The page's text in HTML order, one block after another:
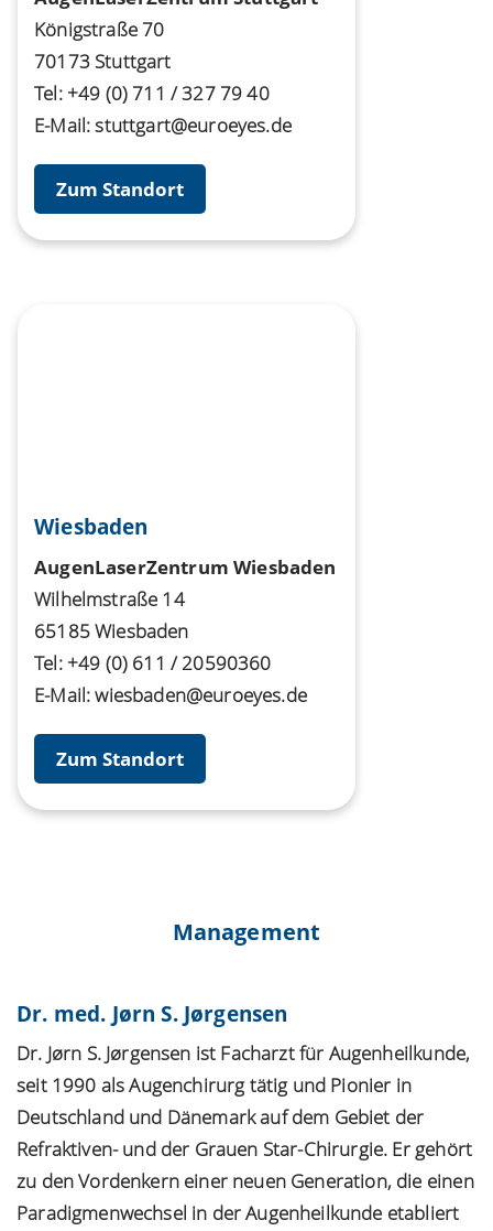
Königstraße 70
70173 Stuttgart
Tel: +49 (0) 711 / 327 79 40
E-Mail:stuttgart@euroeyes.de
Zum Standort
Wiesbaden
AugenLaserZentrum Wiesbaden
Wilhelmstraße 14
65185 Wiesbaden
Tel: +49 (0) 611 / 20590360
E-Mail:wiesbaden@euroeyes.de
Zum Standort
Management
Dr. med. Jørn S. Jørgensen
Dr. Jørn S. Jørgensen ist Facharzt für Augenheilkunde,
seit 1990 als Augenchirurg tätig und Pionier in
Deutschland und Dänemark auf dem Gebiet der
Refraktiven- und der Grauen Star-Chirurgie. Er gehört
zu den Vordenkern einer neuen Generation, die einen
Paradigmenwechsel in der Augenheilkunde etabliert